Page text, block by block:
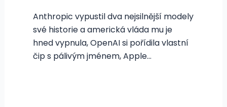
Anthropic vypustil dva nejsilnější modely
své historie a americká vláda mu je
hned vypnula, OpenAI si pořídila vlastní
čip s pálivým jménem, Apple…